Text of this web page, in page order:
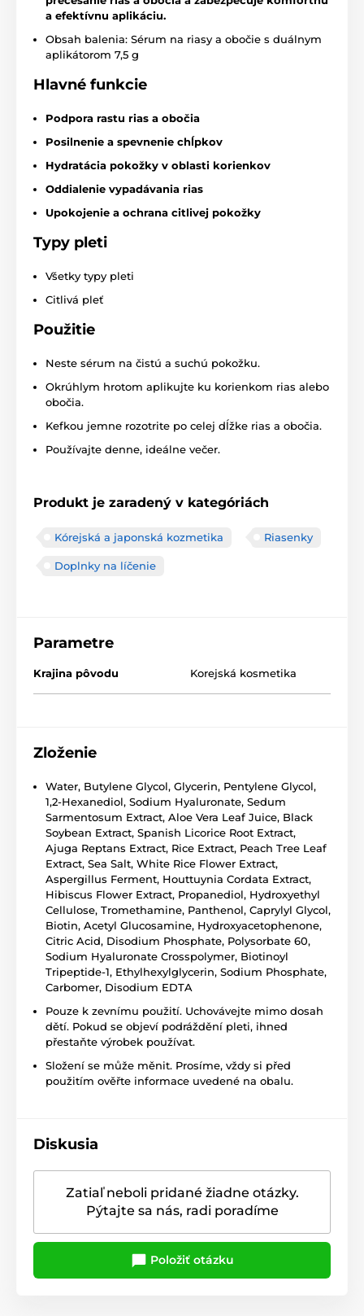
a efektívnu aplikáciu.
Obsah balenia: Sérum na riasy a obočie s duálnym
aplikátorom 7,5 g
Hlavné funkcie
Podpora rastu rias a obočia
Posilnenie a spevnenie chĺpkov
Hydratácia pokožky v oblasti korienkov
Oddialenie vypadávania rias
Upokojenie a ochrana citlivej pokožky
Typy pleti
Všetky typy pleti
Citlivá pleť
Použitie
Neste sérum na čistú a suchú pokožku.
Okrúhlym hrotom aplikujte ku korienkom rias alebo
obočia.
Kefkou jemne rozotrite po celej dĺžke rias a obočia.
Používajte denne, ideálne večer.
Produkt je zaradený v kategóriách
Kórejská a japonská kozmetika Riasenky
Doplnky na líčenie
Parametre
Krajina pôvodu Korejská kosmetika
Zloženie
Water, Butylene Glycol, Glycerin, Pentylene Glycol,
1,2-Hexanediol, Sodium Hyaluronate, Sedum
Sarmentosum Extract, Aloe Vera Leaf Juice, Black
Soybean Extract, Spanish Licorice Root Extract,
Ajuga Reptans Extract, Rice Extract, Peach Tree Leaf
Extract, Sea Salt, White Rice Flower Extract,
Aspergillus Ferment, Houttuynia Cordata Extract,
Hibiscus Flower Extract, Propanediol, Hydroxyethyl
Cellulose, Tromethamine, Panthenol, Caprylyl Glycol,
Biotin, Acetyl Glucosamine, Hydroxyacetophenone,
Citric Acid, Disodium Phosphate, Polysorbate 60,
Sodium Hyaluronate Crosspolymer, Biotinoyl
Tripeptide-1, Ethylhexylglycerin, Sodium Phosphate,
Carbomer, Disodium EDTA
Pouze k zevnímu použití. Uchovávejte mimo dosah
dětí. Pokud se objeví podráždění pleti, ihned
přestaňte výrobek používat.
Složení se může měnit. Prosíme, vždy si před
použitím ověřte informace uvedené na obalu.
Diskusia
Zatiaľ neboli pridané žiadne otázky.
Pýtajte sa nás, radi poradíme
Položiť otázku